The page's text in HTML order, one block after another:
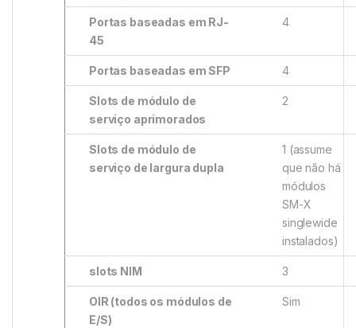
Portas baseadas em RJ-
45
4
Portas baseadas em SFP 4
Slots de módulo de
serviço aprimorados
2
Slots de módulo de
serviço de largura dupla
1 (assume
que não há
módulos
SM-X
singlewide
instalados)
slots NIM 3
OIR (todos os módulos de
E/S)
Sim